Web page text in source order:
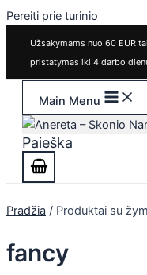
Pereiti prie turinio
Užsakymams nuo 60 EUR
pristatymas iki 4 darbo
Main Menu
Paieška
Pradžia / Produktai su
fancy